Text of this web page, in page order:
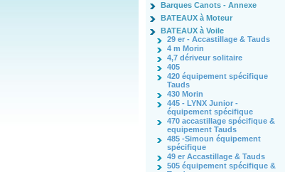
Barques Canots - Annexe
BATEAUX à Moteur
BATEAUX à Voile
29 er - Accastillage & Tauds
4 m Morin
4,7 dériveur solitaire
405
420 équipement spécifique
Tauds
430 Morin
445 - LYNX Junior -
équipement spécifique
470 accastillage spécifique &
equipement Tauds
485 -Simoun équipement
spécifique
49 er Accastillage & Tauds
505 équipement spécifique &